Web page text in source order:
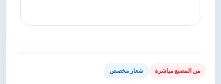
من المصنع مباشرة شعار مخصص